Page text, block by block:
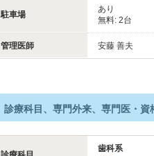
駐車場
あり
無料: 2台
管理医師 安藤 善夫
診療科目、専門外来、専門医・資
歯科系